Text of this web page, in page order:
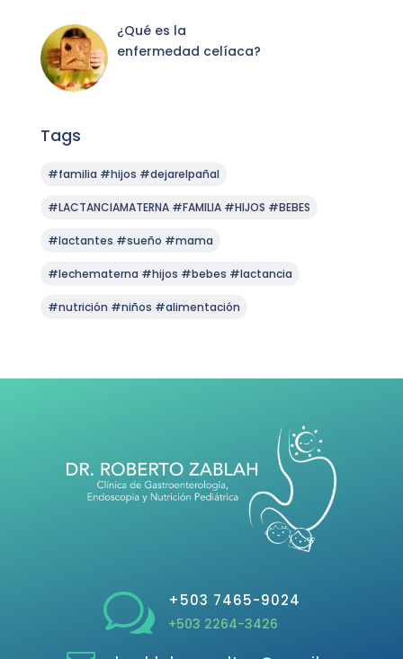
¿Qué es la
enfermedad celíaca?
Tags
#familia #hijos #dejarelpañal
#LACTANCIAMATERNA #FAMILIA #HIJOS #BEBES
#lactantes #sueño #mama
#lechematerna #hijos #bebes #lactancia
#nutrición #niños #alimentación
w +503 7465-9024
+503 2264-3426